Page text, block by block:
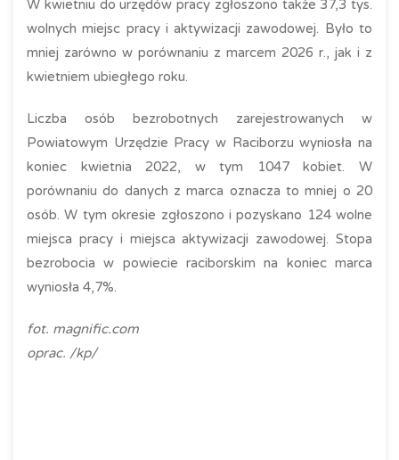
W kwietniu do urzędów pracy zgłoszono także 37,3 tys.
wolnych miejsc pracy i aktywizacji zawodowej. Było to
mniej zarówno w porównaniu z marcem 2026 r., jak i z
kwietniem ubiegłego roku.
Liczba osób bezrobotnych zarejestrowanych w
Powiatowym Urzędzie Pracy w Raciborzu wyniosła na
koniec kwietnia 2022, w tym 1047 kobiet. W
porównaniu do danych z marca oznacza to mniej o 20
osób. W tym okresie zgłoszono i pozyskano 124 wolne
miejsca pracy i miejsca aktywizacji zawodowej. Stopa
bezrobocia w powiecie raciborskim na koniec marca
wyniosła 4,7%.
fot. magnific.com
oprac. /kp/